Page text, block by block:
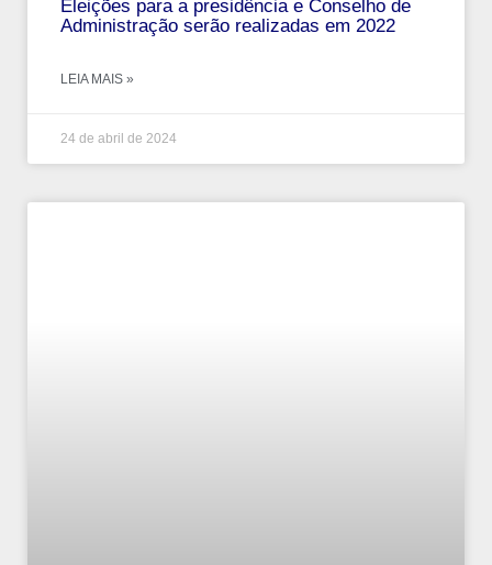
Eleições para a presidência e Conselho de
Administração serão realizadas em 2022
LEIA MAIS »
24 de abril de 2024